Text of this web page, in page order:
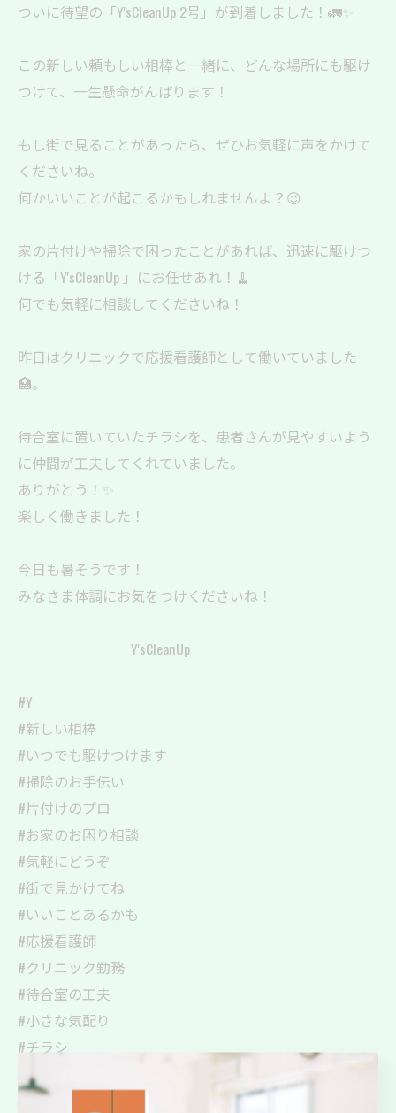
ついに待望の「Y'sCleanUp 2号」が到着しました！🚛✨
この新しい頼もしい相棒と一緒に、どんな場所にも駆け
つけて、一生懸命がんばります！
もし街で見ることがあったら、ぜひお気軽に声をかけて
くださいね。
何かいいことが起こるかもしれませんよ？😉
家の片付けや掃除で困ったことがあれば、迅速に駆けつ
ける「Y'sCleanUp 」にお任せあれ！🧹
何でも気軽に相談してくださいね！
昨日はクリニックで応援看護師として働いていました
🏥。
待合室に置いていたチラシを、患者さんが見やすいよう
に仲間が工夫してくれていました。
ありがとう！✨
楽しく働きました！
今日も暑そうです！
みなさま体調にお気をつけくださいね！
Y'sCleanUp
#Y
#新しい相棒
#いつでも駆けつけます
#掃除のお手伝い
#片付けのプロ
#お家のお困り相談
#気軽にどうぞ
#街で見かけてね
#いいことあるかも
#応援看護師
#クリニック勤務
#待合室の工夫
#小さな気配り
#チラシ
#新しいスタート
#清掃サービス